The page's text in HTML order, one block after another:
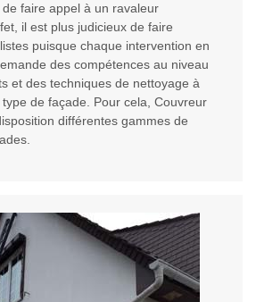
faire appel à un ravaleur
il est plus judicieux de faire
puisque chaque intervention en
des compétences au niveau
et des techniques de nettoyage à
de façade. Pour cela, Couvreur
différentes gammes de